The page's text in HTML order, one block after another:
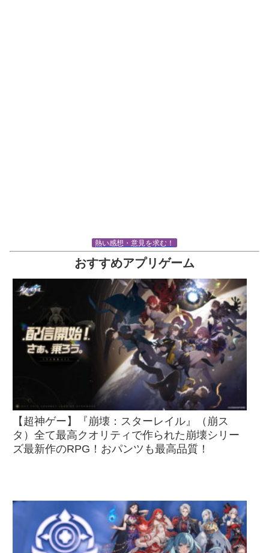
熱い感想・意見を求む！
おすすめアプリゲーム
【超神ゲー】『崩壊：スターレイル』（崩ス
タ）全て最高クオリティで作られた崩壊シリー
ズ最新作のRPG！おパンツも最高品質！